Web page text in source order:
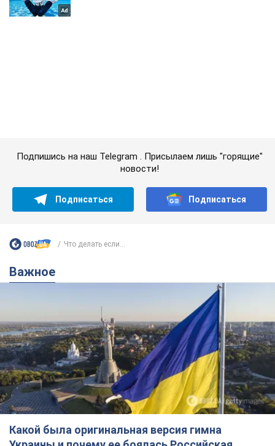
Важное
Какой была оригинальная версия гимна
Украины и почему ее боялась Российская
империя: об этом не рассказывают в школе
Государственным символом являются только первый куплет
и припев песни
3 години тому 13,4 т.
Александру Пономареву – 53: что
известно о трех детях секс-